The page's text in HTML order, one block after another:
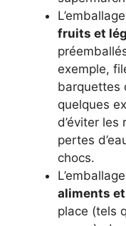
L’emballage
fruits et
exemple,
barquettes
quelques
d’éviter
pertes
chocs.
aliments
place (tels